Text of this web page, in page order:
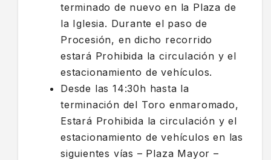
terminado de nuevo en la Plaza de
la Iglesia. Durante el paso de
Procesión, en dicho recorrido
estará Prohibida la circulación y el
estacionamiento de vehículos.
Desde las 14:30h hasta la
terminación del Toro enmaromado,
Estará Prohibida la circulación y el
estacionamiento de vehículos en las
siguientes vías – Plaza Mayor –